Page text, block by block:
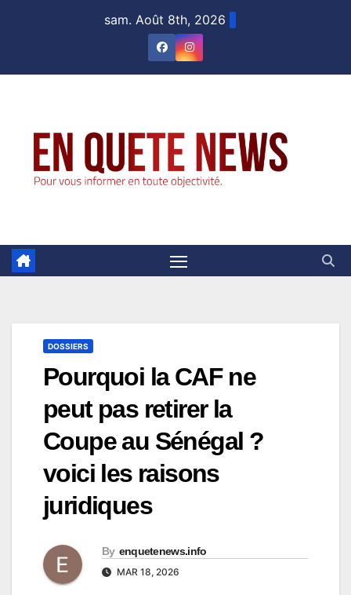
sam. Août 8th, 2026
DOSSIERS
Pourquoi la CAF ne
peut pas retirer la
Coupe au Sénégal ?
voici les raisons
juridiques
By enquetenews.info
MAR 18, 2026